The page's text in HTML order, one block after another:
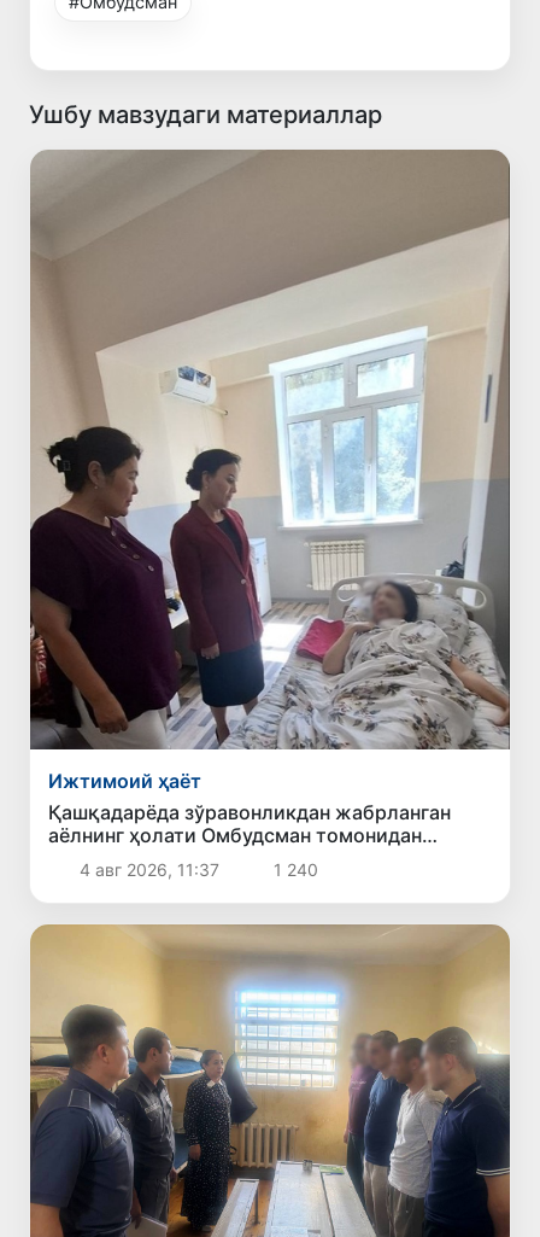
Ушбу мавзудаги материаллар
Ижтимоий ҳаёт
Қашқадарёда зўравонликдан жабрланган
аёлнинг ҳолати Омбудсман томонидан
ўрганилди
4 авг 2026, 11:37 1 240